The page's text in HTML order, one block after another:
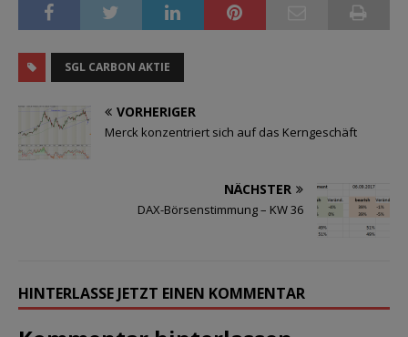
SGL CARBON AKTIE
VORHERIGER
Merck konzentriert sich auf das Kerngeschäft
NÄCHSTER
DAX-Börsenstimmung – KW 36
HINTERLASSE JETZT EINEN KOMMENTAR